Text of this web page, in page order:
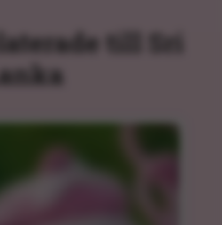
till Sri